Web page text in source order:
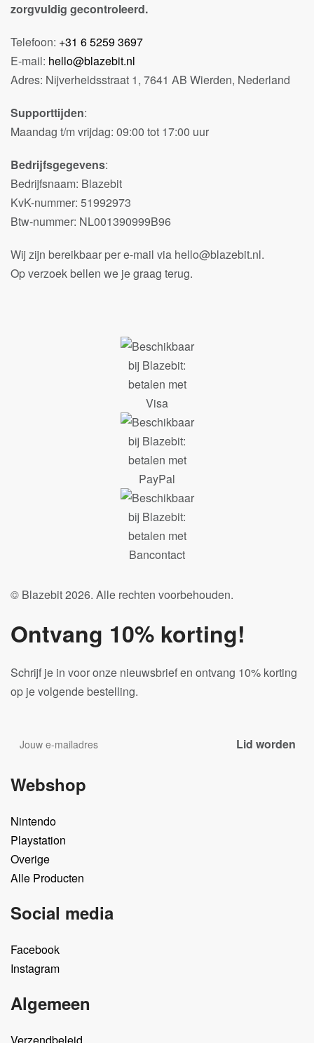
zorgvuldig gecontroleerd.
Telefoon: +31 6 5259 3697
E-mail: hello@blazebit.nl
Adres: Nijverheidsstraat 1, 7641 AB Wierden, Nederland
Supporttijden:
Maandag t/m vrijdag: 09:00 tot 17:00 uur
Bedrijfsgegevens:
Bedrijfsnaam: Blazebit
KvK-nummer: 51992973
Btw-nummer: NL001390999B96
Wij zijn bereikbaar per e-mail via hello@blazebit.nl.
Op verzoek bellen we je graag terug.
© Blazebit 2026. Alle rechten voorbehouden.
Ontvang 10% korting!
Schrijf je in voor onze nieuwsbrief en ontvang 10% korting
op je volgende bestelling.
Webshop
Nintendo
Playstation
Overige
Alle Producten
Social media
Facebook
Instagram
Algemeen